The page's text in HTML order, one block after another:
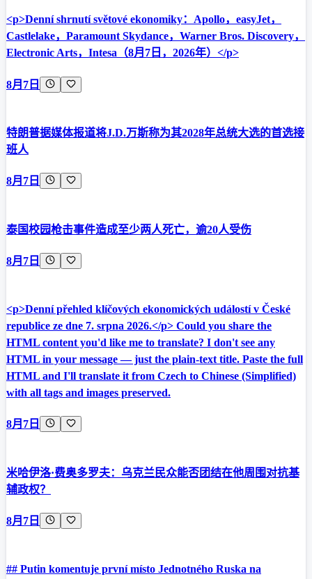
<p>Denní shrnutí světové ekonomiky：Apollo，easyJet，
Castlelake，Paramount Skydance，Warner Bros. Discovery，
Electronic Arts，Intesa（8月7日，2026年）</p>
8月7日
特朗普据媒体报道将J.D.万斯称为其2028年总统大选的首选接
班人
8月7日
泰国校园枪击事件造成至少两人死亡，逾20人受伤
8月7日
<p>Denní přehled klíčových ekonomických událostí v České
republice ze dne 7. srpna 2026.</p> Could you share the
HTML content you'd like me to translate? I don't see any
HTML in your message — just the plain-text title. Paste the full
HTML and I'll translate it from Czech to Chinese (Simplified)
with all tags and images preserved.
8月7日
米哈伊洛·费奥多罗夫：乌克兰民众能否团结在他周围对抗基
辅政权？
8月7日
## Putin komentuje první místo Jednotného Ruska na